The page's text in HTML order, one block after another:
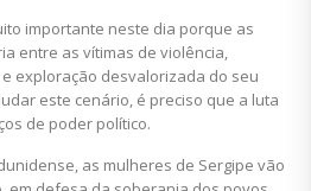
importante neste dia porque as
entre as vítimas de violência,
exploração desvalorizada do seu
este cenário, é preciso que a luta
de poder político.
as mulheres de Sergipe vão